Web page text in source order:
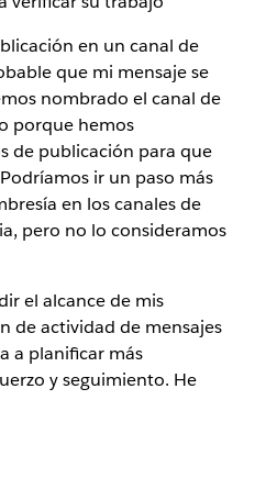
en un canal de
que mi mensaje se
nombrado el canal de
porque hemos
de publicación para que
ir un paso más
en los canales de
pero no lo consideramos
el alcance de mis
de actividad de mensajes
a planificar más
y seguimiento. He